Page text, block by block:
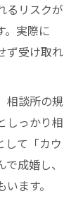
るリスクが
。実際に
ず受け取れ
相談所の規
しっかり相
して「カウ
成婚し、
ます。